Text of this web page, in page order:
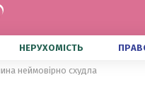
НЕРУХОМІСТЬ
неймовірно схудла